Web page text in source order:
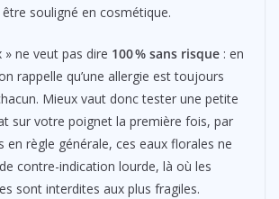
souligné en cosmétique.
» ne veut pas dire 100 % sans risque : en
rappelle qu’une allergie est toujours
Mieux vaut donc tester une petite
sur votre poignet la première fois, par
en règle générale, ces eaux florales ne
contre-indication lourde, là où les
sont interdites aux plus fragiles.